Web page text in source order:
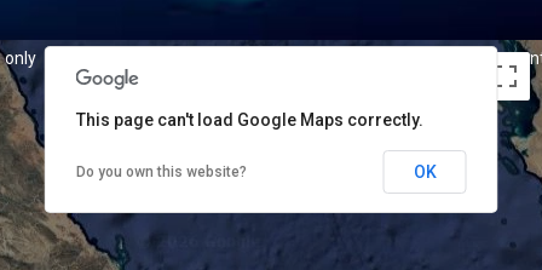
only For
This page can't load Google Maps correctly.
Do you own this website? OK